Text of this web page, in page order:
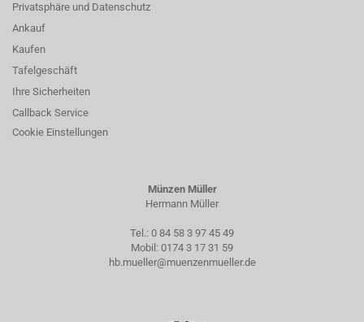
Privatsphäre und Datenschutz
Ankauf
Kaufen
Tafelgeschäft
Ihre Sicherheiten
Callback Service
Cookie Einstellungen
Münzen Müller
Hermann Müller
Tel.: 0 84 58 3 97 45 49
Mobil: 0174 3 17 31 59
hb.mueller@muenzenmueller.de